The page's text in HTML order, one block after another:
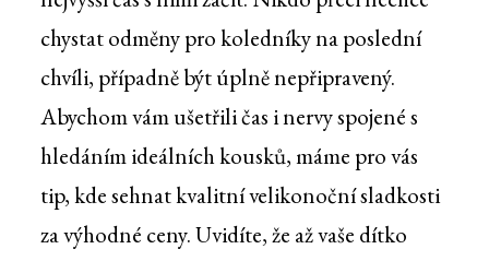
chystat odměny pro koledníky na poslední
chvíli, případně být úplně nepřipravený.
Abychom vám ušetřili čas i nervy spojené s
hledáním ideálních kousků, máme pro vás
tip, kde sehnat kvalitní velikonoční sladkosti
za výhodné ceny. Uvidíte, že až vaše dítko